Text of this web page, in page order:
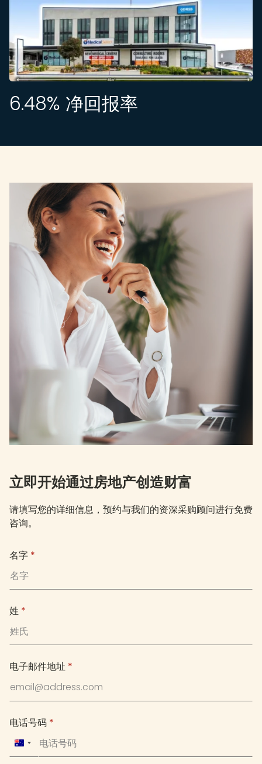
6.48% 净回报率
立即开始通过房地产创造财富
请填写您的详细信息，预约与我们的资深采购顾问进行免费
咨询。
名字 *
姓 *
电子邮件地址 *
电话号码 *
Australia
+61